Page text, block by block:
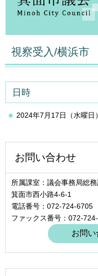
視察受入/横浜市
日時
2024年7月17日（水曜日
お問い合わせ
所属課室：議会事務局総
箕面市西小路4‐6‐1
電話番号：072-724-6705
ファックス番号：072-